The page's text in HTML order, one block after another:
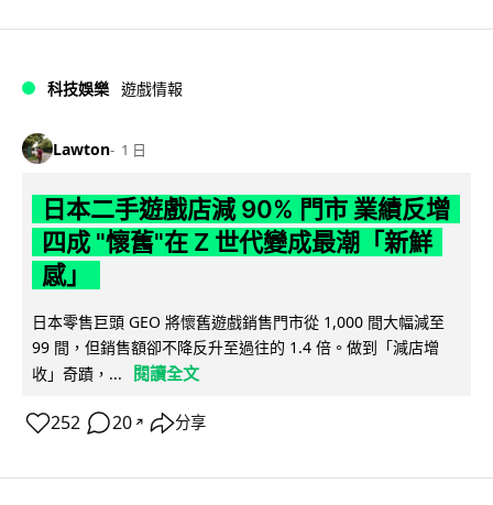
科技娛樂 遊戲情報
Lawton 1 日
日本二手遊戲店減 90% 門市 業績反增
四成 "懷舊"在 Z 世代變成最潮「新鮮
感」
日本零售巨頭 GEO 將懷舊遊戲銷售門市從 1,000 間大幅減至
99 間，但銷售額卻不降反升至過往的 1.4 倍。做到「減店增
收」奇蹟，...
閱讀全文
252 20 ↗ 分享